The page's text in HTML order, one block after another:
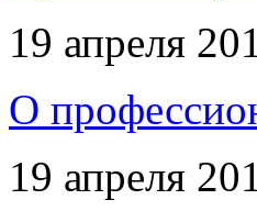
19 апреля
О
19 апреля